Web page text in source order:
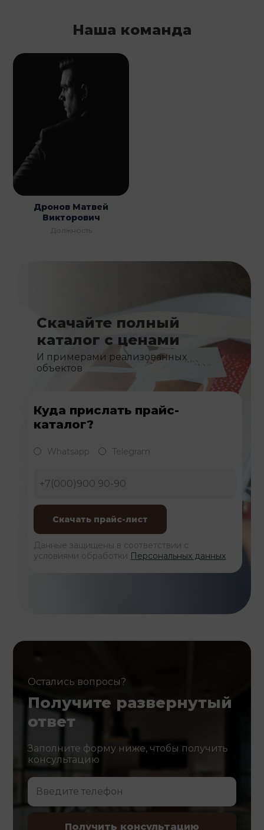
Наша команда
Дронов Матвей
Викторович
Должность
Скачайте полный
каталог с ценами
И примерами реализованных
объектов
Куда прислать прайс-
каталог?
Whatsapp Telegram
Данные защищены в соответствии с
условиями обработки Персональных данных
Остались вопросы?
Получите развернутый
ответ
Заполните форму ниже, чтобы получить
консультацию